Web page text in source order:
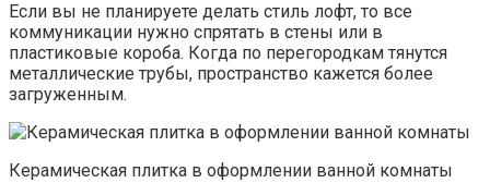
Если вы не планируете делать стиль лофт, то все
коммуникации нужно спрятать в стены или в
пластиковые короба. Когда по перегородкам тянутся
металлические трубы, пространство кажется более
загруженным.
Керамическая плитка в оформлении ванной комнаты